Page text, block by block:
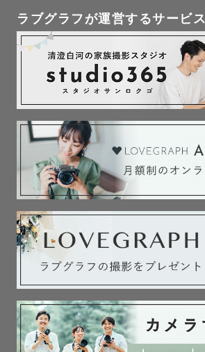
ラブグラフが運営するサービス